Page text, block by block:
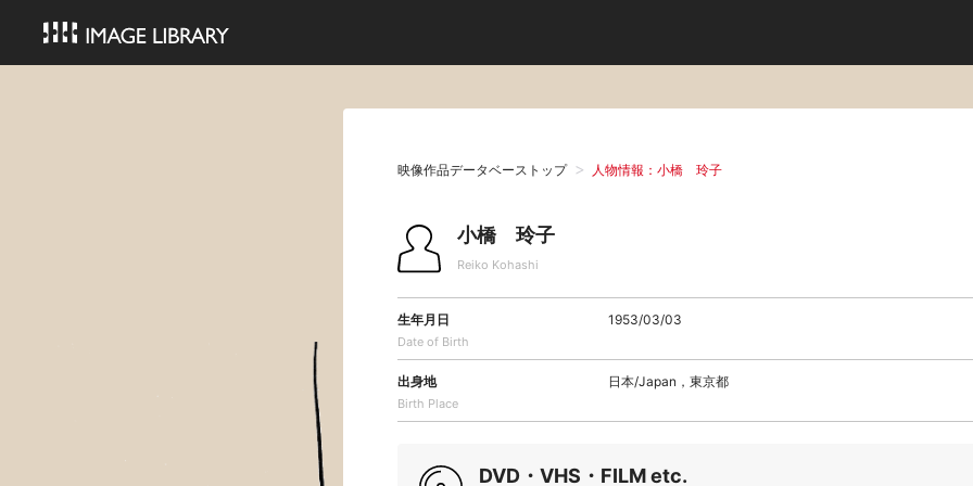
映像作品データベーストップ 人物情報：小橋 玲子
小橋 玲子
Reiko Kohashi
生年月日
Date of Birth
1953/03/03
出身地
Birth Place
日本/Japan，東京都
DVD・VHS・FILM etc.